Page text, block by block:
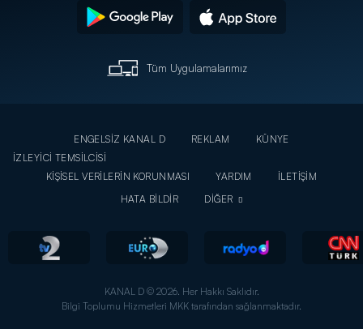
Tüm Uygulamalarımız
ENGELSİZ KANAL D REKLAM
KÜNYE
İZLEYİCİ TEMSİLCİSİ
KİŞİSEL VERİLERİN KORUNMASI
YARDIM
İLETİŞİM
HATA BİLDİR
DİĞER
KANAL D © 2026. Her Hakkı Saklıdır.
Bilgi Toplumu Hizmetleri MKK tarafından sağlanmaktadır.